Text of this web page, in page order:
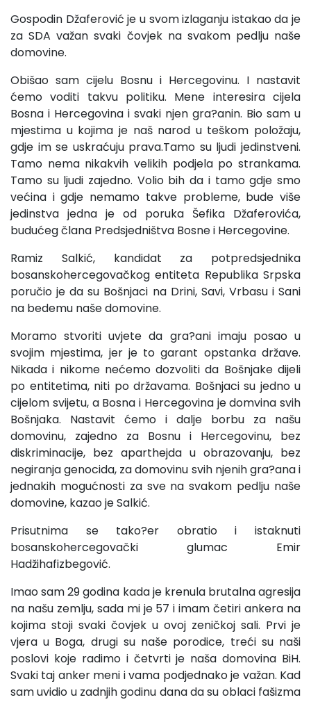
Gospodin Džaferović je u svom izlaganju istakao da je
za SDA važan svaki čovjek na svakom pedlju naše
domovine.
Obišao sam cijelu Bosnu i Hercegovinu. I nastavit
ćemo voditi takvu politiku. Mene interesira cijela
Bosna i Hercegovina i svaki njen gra?anin. Bio sam u
mjestima u kojima je naš narod u teškom položaju,
gdje im se uskraćuju prava.Tamo su ljudi jedinstveni.
Tamo nema nikakvih velikih podjela po strankama.
Tamo su ljudi zajedno. Volio bih da i tamo gdje smo
većina i gdje nemamo takve probleme, bude više
jedinstva jedna je od poruka Šefika Džaferovića,
budućeg člana Predsjedništva Bosne i Hercegovine.
Ramiz Salkić, kandidat za potpredsjednika
bosanskohercegovačkog entiteta Republika Srpska
poručio je da su Bošnjaci na Drini, Savi, Vrbasu i Sani
na bedemu naše domovine.
Moramo stvoriti uvjete da gra?ani imaju posao u
svojim mjestima, jer je to garant opstanka države.
Nikada i nikome nećemo dozvoliti da Bošnjake dijeli
po entitetima, niti po državama. Bošnjaci su jedno u
cijelom svijetu, a Bosna i Hercegovina je domvina svih
Bošnjaka. Nastavit ćemo i dalje borbu za našu
domovinu, zajedno za Bosnu i Hercegovinu, bez
diskriminacije, bez aparthejda u obrazovanju, bez
negiranja genocida, za domovinu svih njenih gra?ana i
jednakih mogućnosti za sve na svakom pedlju naše
domovine, kazao je Salkić.
Prisutnima se tako?er obratio i istaknuti
bosanskohercegovački glumac Emir
Hadžihafizbegović.
Imao sam 29 godina kada je krenula brutalna agresija
na našu zemlju, sada mi je 57 i imam četiri ankera na
kojima stoji svaki čovjek u ovoj zeničkoj sali. Prvi je
vjera u Boga, drugi su naše porodice, treći su naši
poslovi koje radimo i četvrti je naša domovina BiH.
Svaki taj anker meni i vama podjednako je važan. Kad
sam uvidio u zadnjih godinu dana da su oblaci fašizma